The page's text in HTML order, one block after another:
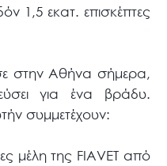
1,5 εκατ. επισκέπτες
στην Αθήνα σήμερα,
για ένα βράδυ.
συμμετέχουν:
μέλη της FIAVET από